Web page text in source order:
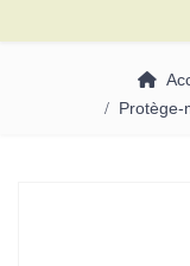
Protège-